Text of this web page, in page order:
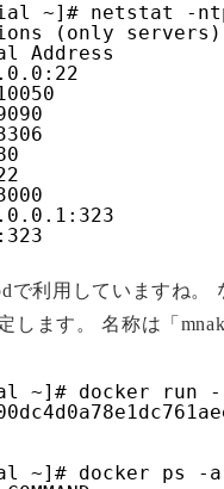
trial ~]# netstat -
(only servers)
Address
で利用していますね。
ます。 名称は「
~]# docker run
~]# docker ps -a